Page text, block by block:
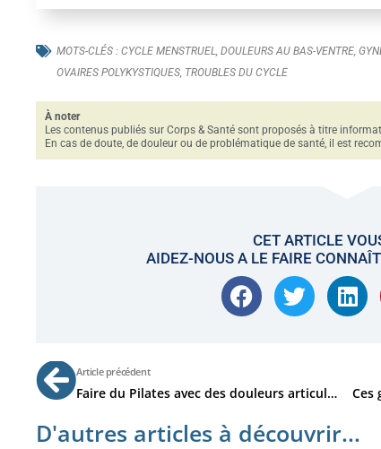
MOTS-CLÉS : CYCLE MENSTRUEL DOULEURS AU BAS-VENTRE
OVAIRES POLYKYSTIQUES TROUBLES DU CYCLE
À noter
Les contenus publiés sur Corps & Santé sont proposés à titre
En cas de doute, de douleur ou de problématique de santé, il est
CET ARTICLE
AIDEZ-NOUS A LE FAIRE
Précédent
Article précédent
Faire du Pilates avec des douleurs articulaires ?
D'autres articles à découvrir...